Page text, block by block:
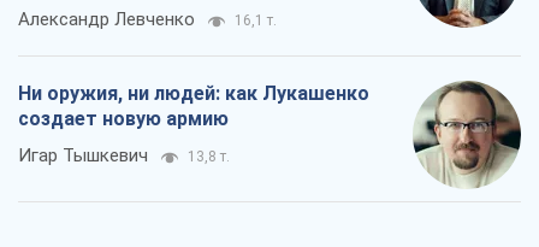
Александр Левченко 16,1 т.
Ни оружия, ни людей: как Лукашенко
создает новую армию
Игар Тышкевич 13,8 т.